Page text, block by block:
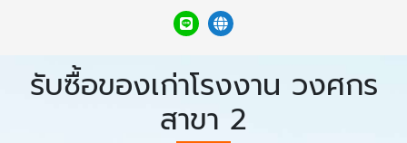
รับซื้อของเก่าโรงงาน วงศกร
สาขา 2